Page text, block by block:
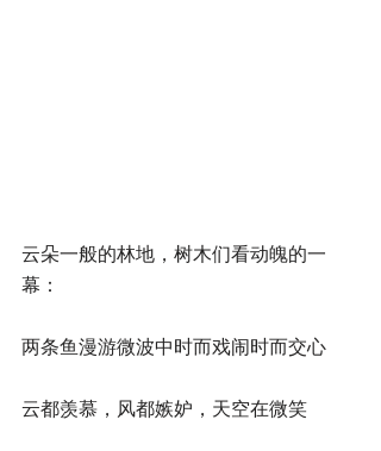
云朵一般的林地，树木们看动魄的一
幕：
两条鱼漫游微波中时而戏闹时而交心
云都羡慕，风都嫉妒，天空在微笑